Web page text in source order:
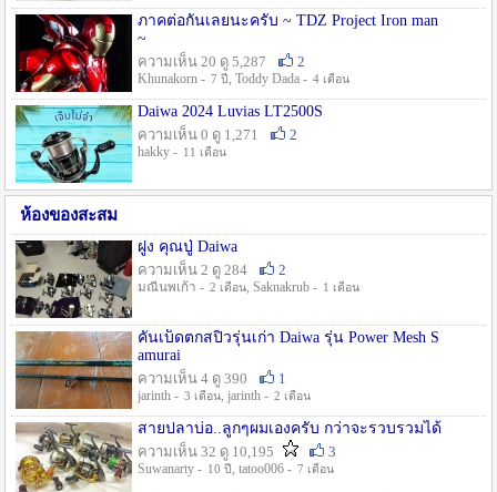
ภาคต่อกันเลยนะครับ ~ TDZ Project Iron man
~
ความเห็น 20 ดู 5,287
2
Khunakorn - 7 ปี , Toddy Dada - 4 เดือน
Daiwa 2024 Luvias LT2500S
ความเห็น 0 ดู 1,271
2
hakky - 11 เดือน
ห้องของสะสม
ฝูง คุณปู่ Daiwa
ความเห็น 2 ดู 284
2
มณีนพเก้า - 2 เดือน, Saknakrub - 1 เดือน
คันเบ็ดตกสปิ๋วรุ่นเก่า Daiwa รุ่น Power Mesh S
amurai
ความเห็น 4 ดู 390
1
jarinth - 3 เดือน, jarinth - 2 เดือน
สายปลาบ่อ..ลูกๆผมเองครับ กว่าจะรวบรวมได้
ความเห็น 32 ดู 10,195
3
Suwanarty - 10 ปี , tatoo006 - 7 เดือน